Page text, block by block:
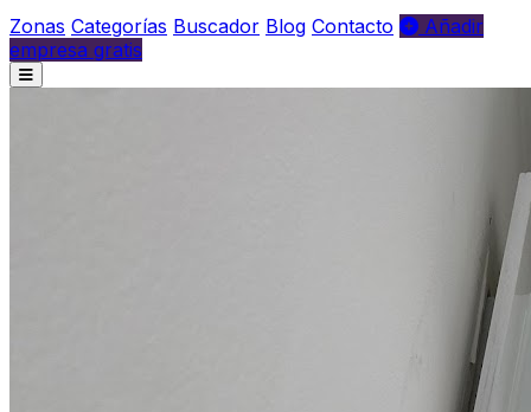
Zonas Categorías Buscador Blog Contacto
Añadir
empresa gratis